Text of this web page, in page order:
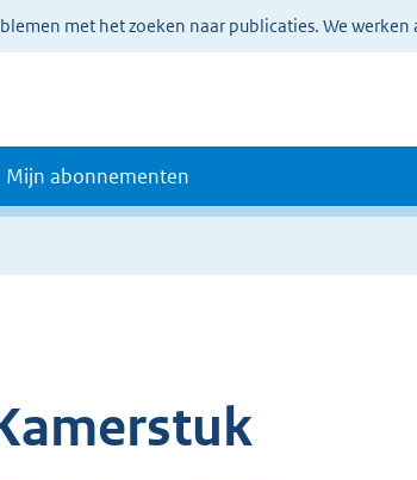
met het zoeken naar publicaties. We werken
Mijn abonnementen